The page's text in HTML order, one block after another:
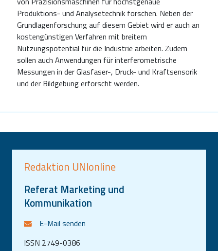
Produktions- und Analysetechnik forschen. Neben der
Grundlagenforschung auf diesem Gebiet wird er auch an
kostengünstigen Verfahren mit breitem
Nutzungspotential für die Industrie arbeiten. Zudem
sollen auch Anwendungen für interferometrische
Messungen in der Glasfaser-, Druck- und Kraftsensorik
und der Bildgebung erforscht werden.
Redaktion UNIonline
Referat Marketing und
Kommunikation
E-Mail senden
ISSN 2749-0386